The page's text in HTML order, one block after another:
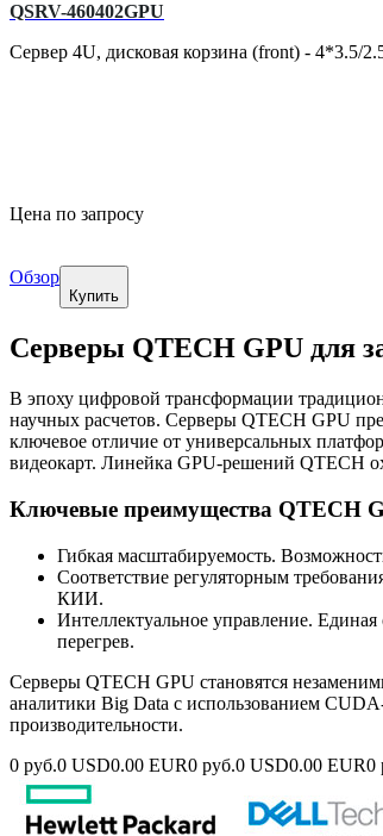
QSRV-460402GPU
Сервер 4U, дисковая корзина (front) - 4*3.5/
Цена по запросу
Обзор
Купить
Серверы QTECH GPU для
В эпоху цифровой трансформации
научных расчетов. Серверы QTECH GPU
ключевое отличие от универсальных
видеокарт. Линейка GPU-решений QTECH
Ключевые преимущества QTECH
Гибкая масштабируемость.
Соответствие регуляторным
КИИ.
Интеллектуальное управление.
перегрев.
Серверы QTECH GPU становятся
аналитики Big Data с использованием
производительности.
0 руб.0 USD0.00 EUR0 руб.0 USD0.00 EUR0